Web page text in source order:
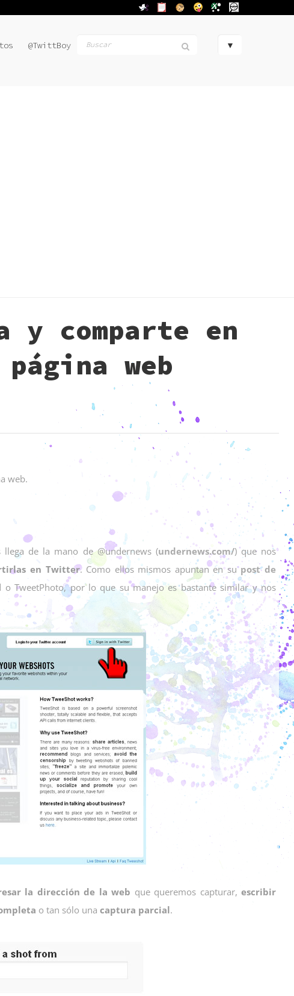
@TwittBoy
y comparte en
web
web.
de la mano de @undernews (undernews.com/) que nos
en Twitter. Como ellos mismos apuntan en supost de
TweetPhoto, por lo que su manejo es bastante similar y nos
la dirección de la web que queremos capturar, escribir
o tan sólo una captura parcial.